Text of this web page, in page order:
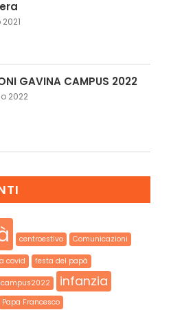
GAVINA CAMPUS 2022
2022
centroestivo Comunicazioni
covid festa del papà
infanzia
Papa Francesco